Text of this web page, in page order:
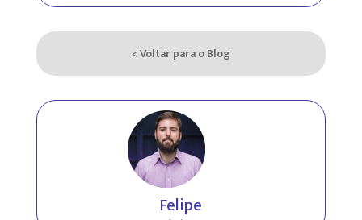
< Voltar para o Blog
Felipe